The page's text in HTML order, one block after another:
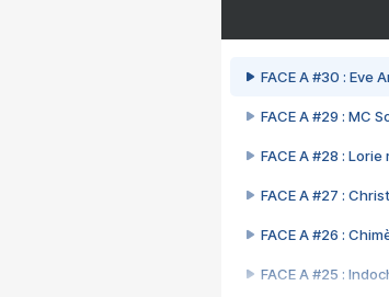
FACE A #30 : Eve
FACE A #29 : MC
FACE A #28 :
FACE A #27 :
FACE A #26 :
FACE A #25 :